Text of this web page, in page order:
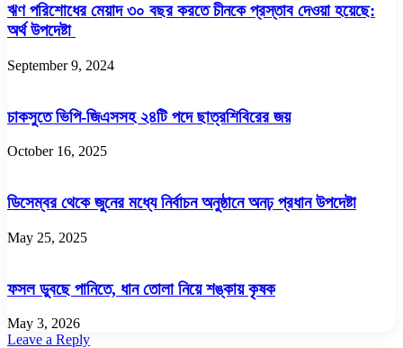
ঋণ পরিশোধের মেয়াদ ৩০ বছর করতে চীনকে প্রস্তাব দেওয়া হয়েছে:
অর্থ উপদেষ্টা
September 9, 2024
চাকসুতে ভিপি-জিএসসহ ২৪টি পদে ছাত্রশিবিরের জয়
October 16, 2025
ডিসেম্বর থেকে জুনের মধ্যে নির্বাচন অনুষ্ঠানে অনঢ় প্রধান উপদেষ্টা
May 25, 2025
ফসল ডুবছে পানিতে, ধান তোলা নিয়ে শঙ্কায় কৃষক
May 3, 2026
Leave a Reply